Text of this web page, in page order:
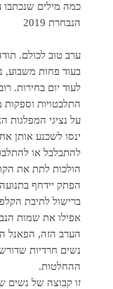
כמה מילים
הנבחרת 2019
ערב טוב לכולם.
בעוד פחות משבוע,
לעוד יום בחירות.
התלבטויות
ינסו לשכנע אותן
להתבלבל או
הולכות לתת את
הפתק יידחף
ברישול לתיבת
אפילו את שמות
הערב הזה, הפאנל
נשים חרדיות
ההחלטות.
זו קבוצה של נשים